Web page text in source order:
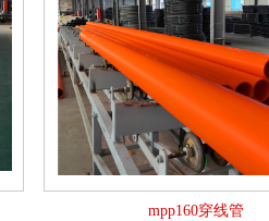
mpp160穿线管